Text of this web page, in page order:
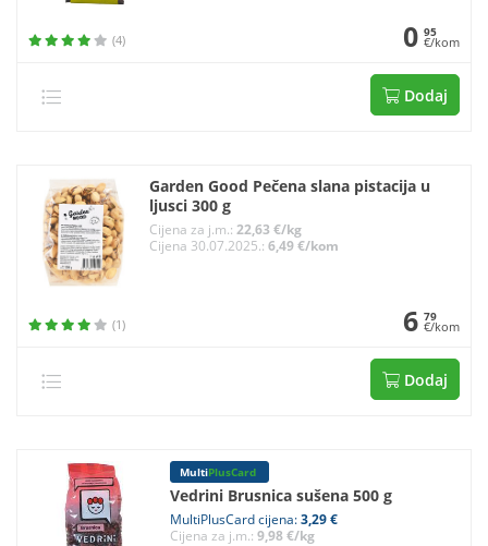
(4) 0 95
€/kom
Dodaj
Garden Good Pečena slana pistacija u
ljusci 300 g
Cijena za j.m.:22,63 €/kg
Cijena 30.07.2025.:6,49 €/kom
(1) 6 79
€/kom
Dodaj
MultiPlusCard
Vedrini Brusnica sušena 500 g
MultiPlusCard cijena:3,29 €
Cijena za j.m.: 9,98 €/kg